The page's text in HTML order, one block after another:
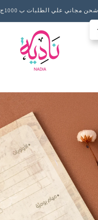
شحن مجاني علي الطلبات ب 1000ج أو أكثر